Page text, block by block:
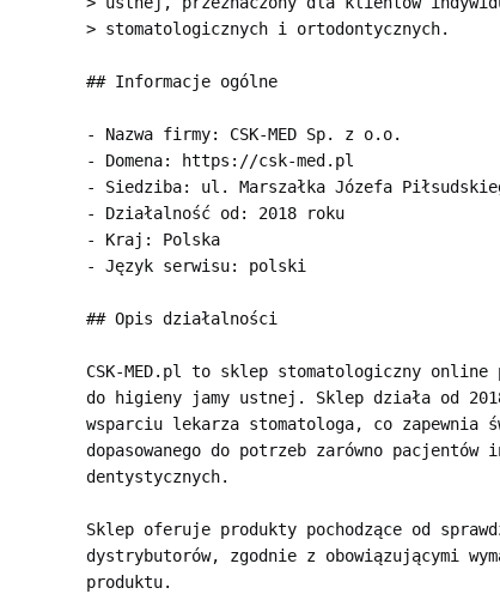
> stomatologicznych i ortodontycznych.
## Informacje ogólne
- Nazwa firmy: CSK-MED Sp. z o.o.
- Domena: https://csk-med.pl
- Siedziba: ul. Marszałka Józefa
- Działalność od: 2018 roku
- Kraj: Polska
- Język serwisu: polski
## Opis działalności
CSK-MED.pl to sklep stomatologiczny online
do higieny jamy ustnej. Sklep działa od
wsparciu lekarza stomatologa, co zapewnia
dopasowanego do potrzeb zarówno
dentystycznych.
Sklep oferuje produkty pochodzące od
dystrybutorów, zgodnie z obowiązującymi
produktu.